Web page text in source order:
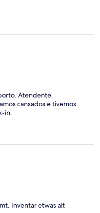
Atendente
cansados e tivemos
in.
Inventar etwas alt